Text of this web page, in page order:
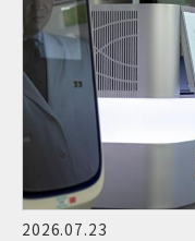
2026.07.23